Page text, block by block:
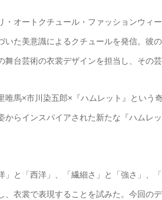
・オートクチュール・ファッションウィ
いた美意識によるクチュールを発信。彼
舞台芸術の衣裳デザインを担当し、その
唯馬×市川染五郎×『ハムレット』という
からインスパイアされた新たな『ハムレ
」と「西洋」、「繊細さ」と「強さ」、
、衣裳で表現することを試みた。今回の